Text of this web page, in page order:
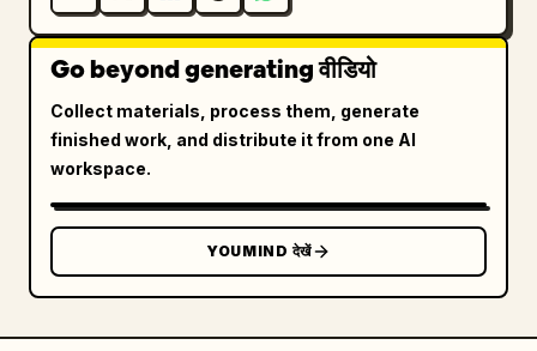
Go beyond generating वीडियो
Collect materials, process them, generate
finished work, and distribute it from one AI
workspace.
YOUMIND देखें